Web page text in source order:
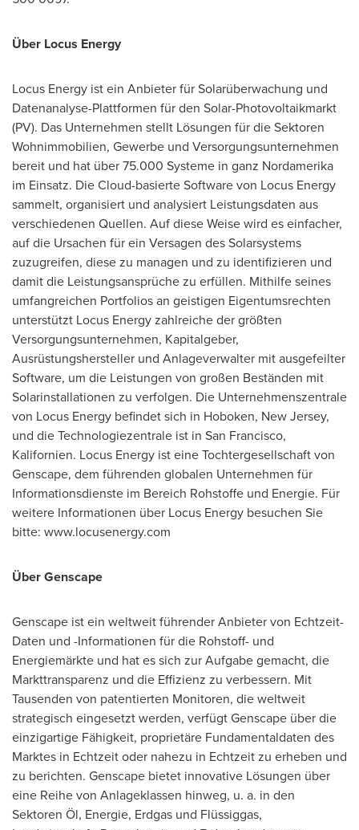
Über Locus Energy
Locus Energy ist ein Anbieter für Solarüberwachung und
Datenanalyse-Plattformen für den Solar-Photovoltaikmarkt
(PV). Das Unternehmen stellt Lösungen für die Sektoren
Wohnimmobilien, Gewerbe und Versorgungsunternehmen
bereit und hat über 75.000 Systeme in ganz Nordamerika
im Einsatz. Die Cloud-basierte Software von Locus Energy
sammelt, organisiert und analysiert Leistungsdaten aus
verschiedenen Quellen. Auf diese Weise wird es einfacher,
auf die Ursachen für ein Versagen des Solarsystems
zuzugreifen, diese zu managen und zu identifizieren und
damit die Leistungsansprüche zu erfüllen. Mithilfe seines
umfangreichen Portfolios an geistigen Eigentumsrechten
unterstützt Locus Energy zahlreiche der größten
Versorgungsunternehmen, Kapitalgeber,
Ausrüstungshersteller und Anlageverwalter mit ausgefeilter
Software, um die Leistungen von großen Beständen mit
Solarinstallationen zu verfolgen. Die Unternehmenszentrale
von Locus Energy befindet sich in Hoboken, New Jersey,
und die Technologiezentrale ist in San Francisco,
Kalifornien. Locus Energy ist eine Tochtergesellschaft von
Genscape, dem führenden globalen Unternehmen für
Informationsdienste im Bereich Rohstoffe und Energie. Für
weitere Informationen über Locus Energy besuchen Sie
bitte: www.locusenergy.com
Über Genscape
Genscape ist ein weltweit führender Anbieter von Echtzeit-
Daten und -Informationen für die Rohstoff- und
Energiemärkte und hat es sich zur Aufgabe gemacht, die
Markttransparenz und die Effizienz zu verbessern. Mit
Tausenden von patentierten Monitoren, die weltweit
strategisch eingesetzt werden, verfügt Genscape über die
einzigartige Fähigkeit, proprietäre Fundamentaldaten des
Marktes in Echtzeit oder nahezu in Echtzeit zu erheben und
zu berichten. Genscape bietet innovative Lösungen über
eine Reihe von Anlageklassen hinweg, u. a. in den
Sektoren Öl, Energie, Erdgas und Flüssiggas,